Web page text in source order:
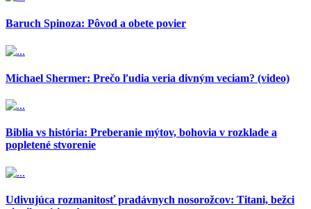
Baruch Spinoza: Pôvod a obete povier
Michael Shermer: Prečo ľudia veria divným veciam? (video)
Biblia vs história: Preberanie mýtov, bohovia v rozklade a
popletené stvorenie
Udivujúca rozmanitosť pradávnych nosorožcov: Titani, bežci